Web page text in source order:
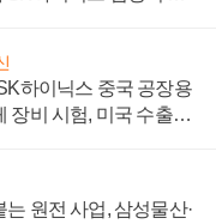
하이닉스 중국 공장용
장비 시험, 미국 수출통
원전 사업, 삼성물산·